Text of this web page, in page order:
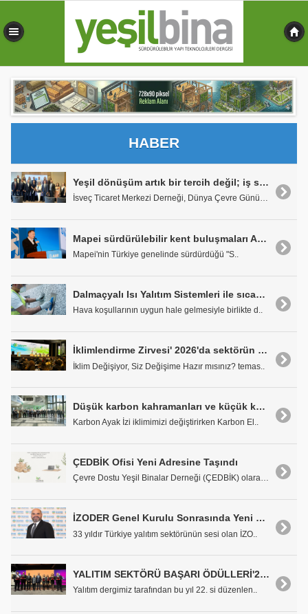
HABER
Yeşil dönüşüm artık bir tercih değil; iş sürekliliği için bugünün iş gündemi
İsveç Ticaret Merkezi Derneği, Dünya Çevre Günü..
Mapei sürdürülebilir kent buluşmaları Ankara'da 12. kez gerçekleşti
Mapei'nin Türkiye genelinde sürdürdüğü "S..
Dalmaçyalı Isı Yalıtım Sistemleri ile sıcak havalarda da yüksek konfor ve tasarruf sağlayın
Hava koşullarının uygun hale gelmesiyle birlikte d..
İklimlendirme Zirvesi' 2026'da sektörün güncel konuları değerlendirildi
İklim Değişiyor, Siz Değişime Hazır mısınız? temas..
Düşük karbon kahramanları ve küçük karbon kahramanları ödüllendirildi
Karbon Ayak İzi iklimimizi değiştirirken Karbon El..
ÇEDBİK Ofisi Yeni Adresine Taşındı
Çevre Dostu Yeşil Binalar Derneği (ÇEDBİK) olarak,..
İZODER Genel Kurulu Sonrasında Yeni Dönem için Atalay Özdayı Başkan Seçildi
33 yıldır Türkiye yalıtım sektörünün sesi olan İZO..
YALITIM SEKTÖRÜ BAŞARI ÖDÜLLERİ'26 SAHİPLERİNE TÖRENLE TAKDİM EDİLDİ
Yalıtım dergimiz tarafından bu yıl 22. si düzenlen..
0,449 sn